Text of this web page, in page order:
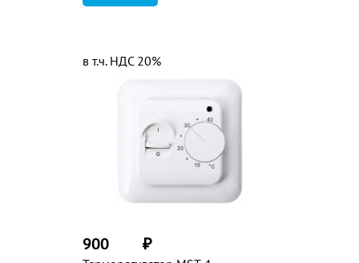
900 ₽
в т.ч. НДС 20%